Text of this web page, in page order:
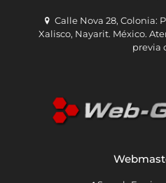
Calle Nova 28, Colonia:
Xalisco, Nayarit. México.
previa